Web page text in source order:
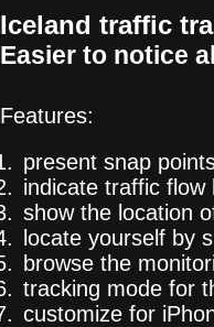
Iceland traffic
Easier to notice
Features:
present snap
indicate traffic flow
show the location
locate yourself by
browse the
tracking mode for
customize for